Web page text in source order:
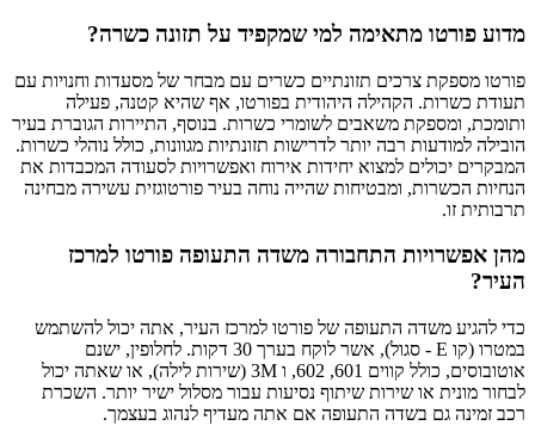
מדוע פורטו מתאימה למי שמקפיד על תזונה כשרה?
פורטו מספקת צרכים תזונתיים כשרים עם מבחר של מסעדות וחנויות עם
תעודת כשרות. הקהילה היהודית בפורטו, אף שהיא קטנה, פעילה
ותומכת, ומספקת משאבים לשומרי כשרות. בנוסף, התיירות הגוברת בעיר
הובילה למודעות רבה יותר לדרישות תזונתיות מגוונות, כולל נוהלי כשרות.
המבקרים יכולים למצוא יחידות אירוח ואפשרויות לסעודה המכבדות את
הנחיות הכשרות, ומבטיחות שהייה נוחה בעיר פורטוגזית עשירה מבחינה
תרבותית זו.
מהן אפשרויות התחבורה משדה התעופה פורטו למרכז
העיר?
כדי להגיע משדה התעופה של פורטו למרכז העיר, אתה יכול להשתמש
במטרו (קו E - סגול), אשר לוקח בערך 30 דקות. לחלופין, ישנם
אוטובוסים, כולל קווים 601, 602, ו 3M (שירות לילה), או שאתה יכול
לבחור מונית או שירות שיתוף נסיעות עבור מסלול ישיר יותר. השכרת
רכב זמינה גם בשדה התעופה אם אתה מעדיף לנהוג בעצמך.